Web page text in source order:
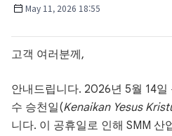
May 11 , 2026 18:55
고객 여러분께,
안내드립니다. 2026년 5월 14일
수 승천일(Kenaikan Yesus
니다. 이 공휴일로 인해 SMM 산